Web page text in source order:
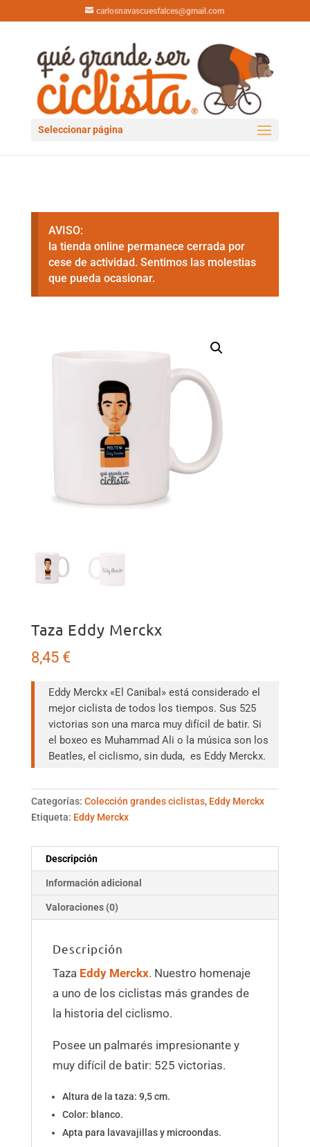
carlosnavascuesfalces@gmail.com
Seleccionar página
AVISO:
la tienda online permanece cerrada por
cese de actividad. Sentimos las molestias
que pueda ocasionar.
Taza Eddy Merckx
8,45 €
Eddy Merckx «El Canibal» está considerado el
mejor ciclista de todos los tiempos. Sus 525
victorias son una marca muy difícil de batir. Si
el boxeo es Muhammad Ali o la música son los
Beatles, el ciclismo, sin duda, es Eddy Merckx.
Categorías: Colección grandes ciclistas, Eddy Merckx
Etiqueta: Eddy Merckx
Descripción
Información adicional
Valoraciones (0)
Descripción
Taza Eddy Merckx. Nuestro homenaje
a uno de los ciclistas más grandes de
la historia del ciclismo.
Posee un palmarés impresionante y
muy difícil de batir: 525 victorias.
Altura de la taza: 9,5 cm.
Color: blanco.
Apta para lavavajillas y microondas.